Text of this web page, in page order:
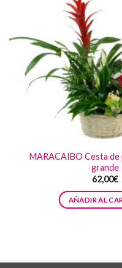
MARACAIBO Cesta de
grande
62,00€
AÑADIR AL